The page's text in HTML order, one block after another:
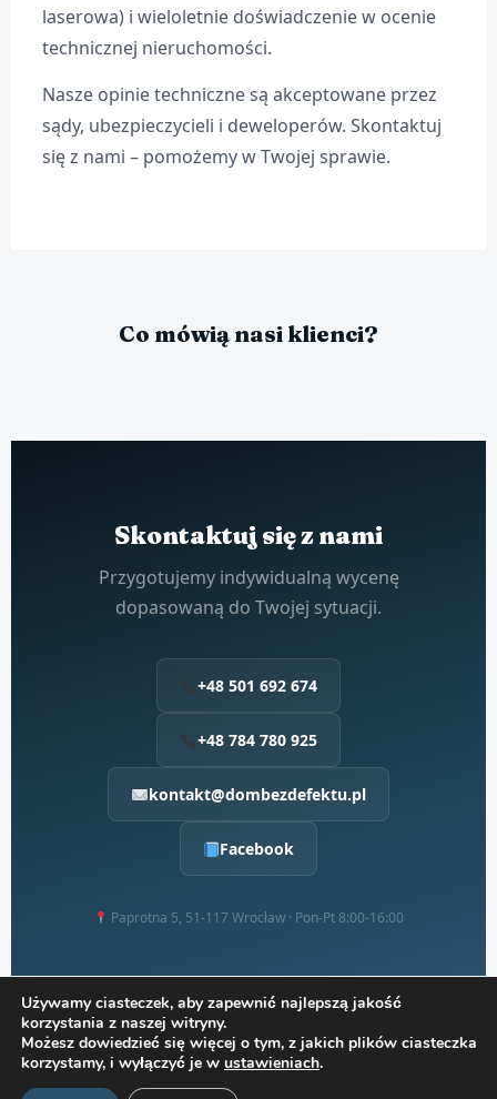
laserowa) i wieloletnie doświadczenie w ocenie
technicznej nieruchomości.
Nasze opinie techniczne są akceptowane przez
sądy, ubezpieczycieli i deweloperów. Skontaktuj
się z nami – pomożemy w Twojej sprawie.
Co mówią nasi klienci?
Skontaktuj się z nami
Przygotujemy indywidualną wycenę
dopasowaną do Twojej sytuacji.
+48 501 692 674
+48 784 780 925
kontakt@dombezdefektu.pl
Facebook
Paprotna 5, 51-117 Wrocław · Pon-Pt 8:00-16:00
© 2024–2026Dom bez Defektu · Termowizja · Przeglądy · Odbiory ·
Audyty energetyczne
Używamy ciasteczek, aby zapewnić najlepszą jakość
korzystania z naszej witryny.
Możesz dowiedzieć się więcej o tym, z jakich plików ciasteczka
korzystamy, i wyłączyć je w ustawieniach.